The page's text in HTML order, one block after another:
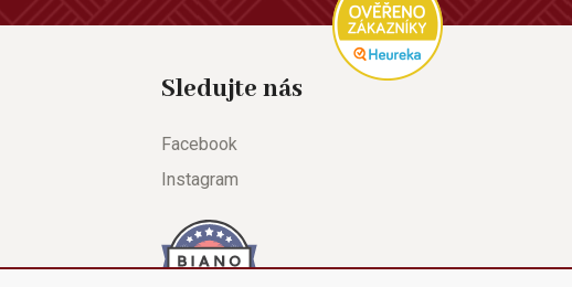
Sledujte nás
Facebook
Instagram